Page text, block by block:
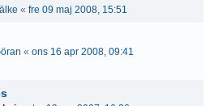
« fre 09 maj 2008, 15:51
« ons 16 apr 2008, 09:41